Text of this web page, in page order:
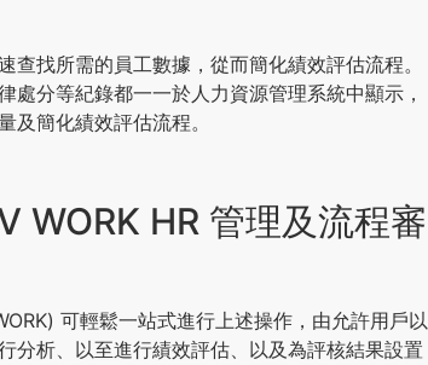
找所需的員工數據，從而簡化績效評估流程。
分等紀錄都一一於人力資源管理系統中顯示，
及簡化績效評估流程。
WORK HR 管理及流程審
可輕鬆一站式進行上述操作，由允許用戶以
分析、以至進行績效評估、以及為評核結果設置